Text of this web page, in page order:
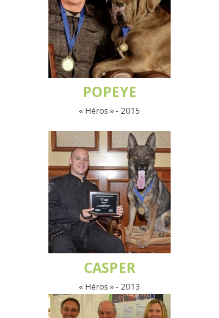
POPEYE
« Héros » - 2015
CASPER
« Héros » - 2013